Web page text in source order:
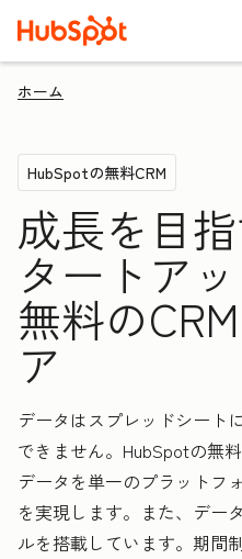
ホーム
HubSpotの無料CRM
成長を目
タートア
無料の
ア
データはスプレッドシート
できません。HubSpotの無
データを単一のプラットフ
を実現します。また、デー
ルを搭載しています。期間